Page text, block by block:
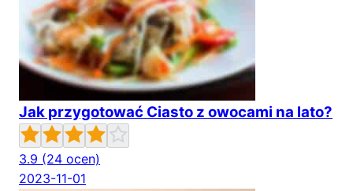
Jak przygotować Ciasto z owocami na lato?
3.9 (24 ocen)
2023-11-01